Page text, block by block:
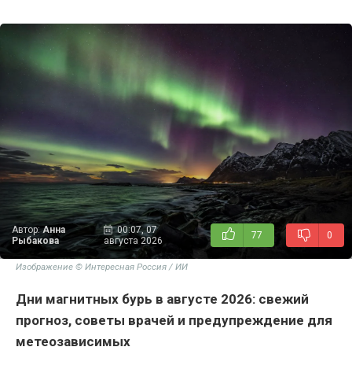
Автор:Анна
Рыбакова
00:07, 07
августа 2026
77 0
Изображение © Интересная Россия / ИИ
Дни магнитных бурь в августе 2026: свежий
прогноз, советы врачей и предупреждение для
метеозависимых